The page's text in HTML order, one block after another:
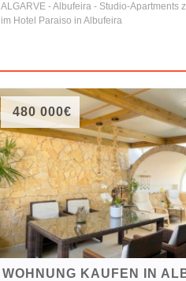
ALGARVE - Albufeira - Studio-Apartments
im Hotel Paraiso in Albufeira
480 000€
WOHNUNG KAUFEN IN